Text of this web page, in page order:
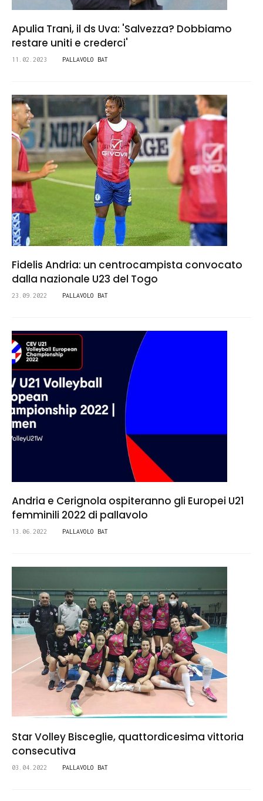
Apulia Trani, il ds Uva: 'Salvezza? Dobbiamo
restare uniti e crederci'
11.02.2023 PALLAVOLO BAT
Fidelis Andria: un centrocampista convocato
dalla nazionale U23 del Togo
23.09.2022 PALLAVOLO BAT
Andria e Cerignola ospiteranno gli Europei U21
femminili 2022 di pallavolo
13.06.2022 PALLAVOLO BAT
Star Volley Bisceglie, quattordicesima vittoria
consecutiva
03.04.2022 PALLAVOLO BAT